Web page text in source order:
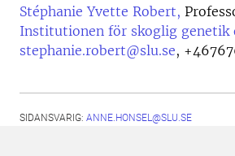
Stéphanie Yvette Robert,
Institutionen för skoglig genetik
stephanie.robert@slu.se,
SIDANSVARIG: ANNE.HONSEL@SLU.SE